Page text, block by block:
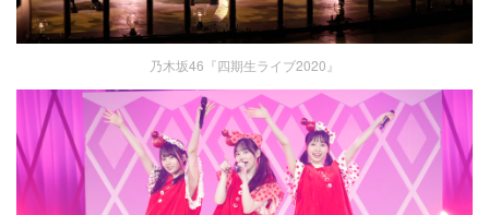
乃木坂46『四期生ライブ2020』